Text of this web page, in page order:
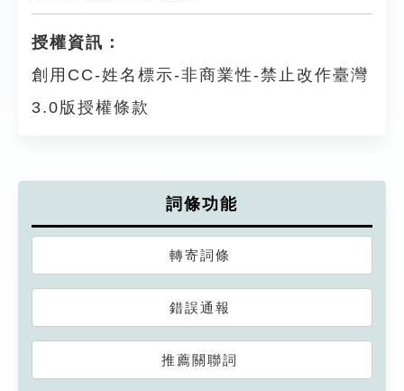
授權資訊：
創用CC-姓名標示-非商業性-禁止改作臺灣
3.0版授權條款
詞條功能
轉寄詞條
錯誤通報
推薦關聯詞